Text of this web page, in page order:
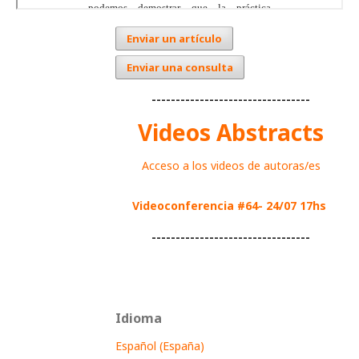
Enviar un artículo
Enviar una consulta
---------------------------------
Videos Abstracts
Acceso a los videos de autoras/es
Videoconferencia #64- 24/07 17hs
---------------------------------
Idioma
Español (España)